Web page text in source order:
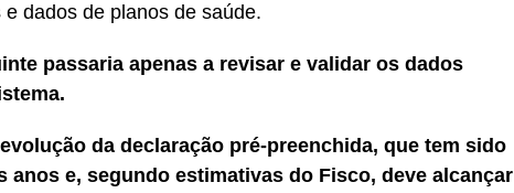
dados de planos de saúde.
passaria apenas a revisar e validar os dados
da declaração pré-preenchida, que tem sido
anos e, segundo estimativas do Fisco, deve alcançar